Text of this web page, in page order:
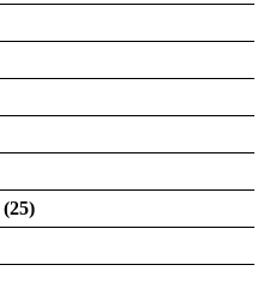
(25)